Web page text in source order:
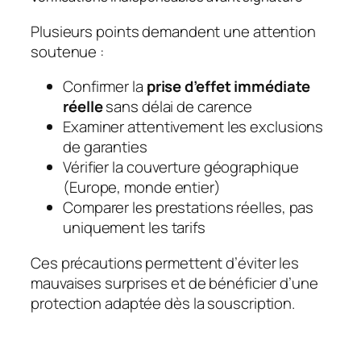
Plusieurs points demandent une attention
soutenue :
Confirmer la prise d’effet immédiate
réellesans délai de carence
Examiner attentivement les exclusions
de garanties
Vérifier la couverture géographique
(Europe, monde entier)
Comparer les prestations réelles, pas
uniquement les tarifs
Ces précautions permettent d’éviter les
mauvaises surprises et de bénéficier d’une
protection adaptée dès la souscription.